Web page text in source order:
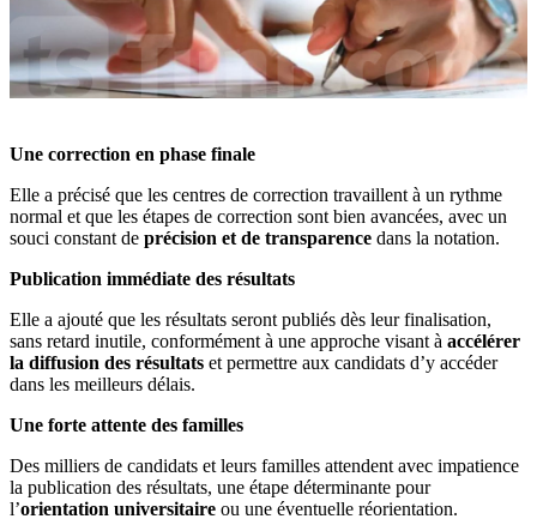
Une correction en phase finale
Elle a précisé que les centres de correction travaillent à un rythme
normal et que les étapes de correction sont bien avancées, avec un
souci constant de précision et de transparence dans la notation.
Publication immédiate des résultats
Elle a ajouté que les résultats seront publiés dès leur finalisation,
sans retard inutile, conformément à une approche visant à accélérer
la diffusion des résultats et permettre aux candidats d’y accéder
dans les meilleurs délais.
Une forte attente des familles
Des milliers de candidats et leurs familles attendent avec impatience
la publication des résultats, une étape déterminante pour
l’orientation universitaire ou une éventuelle réorientation.